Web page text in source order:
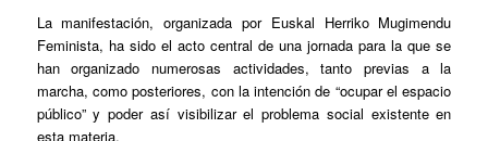
La manifestación, organizada por Euskal Herriko Mugimendu
Feminista, ha sido el acto central de una jornada para la que se
han organizado numerosas actividades, tanto previas a la
marcha, como posteriores, con la intención de “ocupar el espacio
público” y poder así visibilizar el problema social existente en
esta materia.